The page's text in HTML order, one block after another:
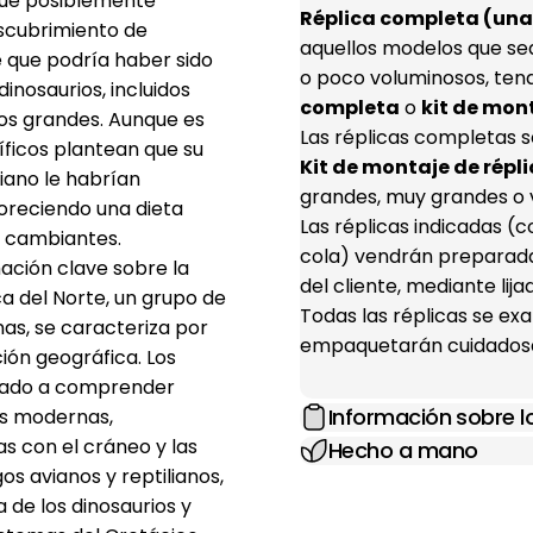
de
podría haber sido
incluidos
grandes. Aunque es
plantean que su
le habrían
una dieta
clave sobre la
del Norte, un grupo de
se caracteriza por
geográfica. Los
a comprender
modernas,
con el cráneo y las
avianos y reptilianos,
los dinosaurios y
Réplica completa
aquellos modelos que
o poco voluminosos,
completa o kit de
Las réplicas completas
Kit de montaje de
grandes, muy grandes
Las réplicas indicadas
cola) vendrán
del cliente, mediante
Todas las réplicas se
empaquetarán
Información sobre
Hecho a mano